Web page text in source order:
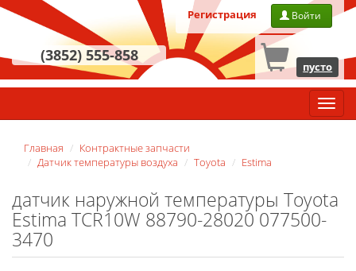
Регистрация Войти
(3852) 555-858
пусто
меню
Главная
Контрактные запчасти
Датчик температуры воздуха
Toyota Estima
датчик наружной температуры Toyota
Estima TCR10W 88790-28020 077500-
3470